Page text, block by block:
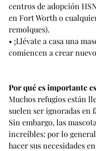
centros de adopción
en Fort Worth o
remolques).
• ¡Llévate a casa una
comiencen a crear
Por qué es importante
Muchos refugios están
suelen ser ignoradas en
Sin embargo, las
increíbles: por lo
hacer sus necesidades